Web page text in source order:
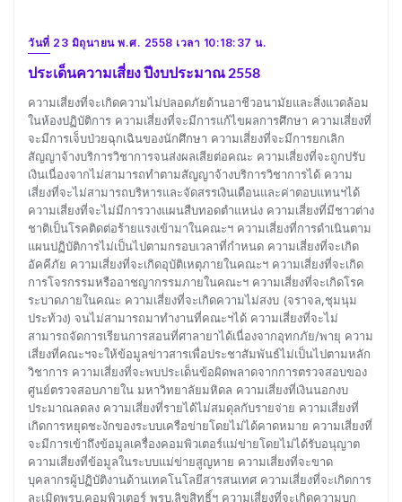
วันที่ 23 มิถุนายน พ.ศ. 2558 เวลา 10:18:37 น.
ประเด็นความเสี่ยง ปีงบประมาณ 2558
ความเสี่ยงที่จะเกิดความไม่ปลอดภัยด้านอาชีวอนามัยและสิ่งแวดล้อม
ในห้องปฏิบัติการ ความเสี่ยงที่จะมีการแก้ไขผลการศึกษา ความเสี่ยงที่
จะมีการเจ็บป่วยฉุกเฉินของนักศึกษา ความเสี่ยงที่จะมีการยกเลิก
สัญญาจ้างบริการวิชาการจนส่งผลเสียต่อคณะ ความเสี่ยงที่จะถูกปรับ
เงินเนื่องจากไม่สามารถทำตามสัญญาจ้างบริการวิชาการได้ ความ
เสี่ยงที่จะไม่สามารถบริหารและจัดสรรเงินเดือนและค่าตอบแทนฯได้
ความเสี่ยงที่จะไม่มีการวางแผนสืบทอดตำแหน่ง ความเสี่ยงที่มีชาวต่าง
ชาติเป็นโรคติดต่อร้ายแรงเข้ามาในคณะฯ ความเสี่ยงที่การดำเนินตาม
แผนปฏิบัติการไม่เป็นไปตามกรอบเวลาที่กำหนด ความเสี่ยงที่จะเกิด
อัคคีภัย ความเสี่ยงที่จะเกิดอุบัติเหตุภายในคณะฯ ความเสี่ยงที่จะเกิด
การโจรกรรมหรืออาชญากรรมภายในคณะฯ ความเสี่ยงที่จะเกิดโรค
ระบาดภายในคณะ ความเสี่ยงที่จะเกิดความไม่สงบ (จราจล,ชุมนุม
ประท้วง) จนไม่สามารถมาทำงานที่คณะฯได้ ความเสี่ยงที่จะไม่
สามารถจัดการเรียนการสอนที่ศาลายาได้เนื่องจากอุทกภัย/พายุ ความ
เสี่ยงที่คณะฯจะให้ข้อมูลข่าวสารเพื่อประชาสัมพันธ์ไม่เป็นไปตามหลัก
วิชาการ ความเสี่ยงที่จะพบประเด็นข้อผิดพลาดจากการตรวจสอบของ
ศูนย์ตรวจสอบภายใน มหาวิทยาลัยมหิดล ความเสี่ยงที่เงินนอกงบ
ประมาณลดลง ความเสี่ยงที่รายได้ไม่สมดุลกับรายจ่าย ความเสี่ยงที่
เกิดการหยุดชะงักของระบบเครือข่ายโดยไม่ได้คาดหมาย ความเสี่ยงที่
จะมีการเข้าถึงข้อมูลเครื่องคอมพิวเตอร์แม่ข่ายโดยไม่ได้รับอนุญาต
ความเสี่ยงที่ข้อมูลในระบบแม่ข่ายสูญหาย ความเสี่ยงที่จะขาด
บุคลากรผู้ปฏิบัติงานด้านเทคโนโลยีสารสนเทศ ความเสี่ยงที่จะเกิดการ
ละเมิดพรบ.คอมพิวเตอร์ พรบ.ลิขสิทธิ์ฯ ความเสี่ยงที่จะเกิดความบก